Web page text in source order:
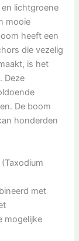
lichtgroene
mooie
heeft een
die vezelig
is het
Deze
De boom
honderden
met
mogelijke